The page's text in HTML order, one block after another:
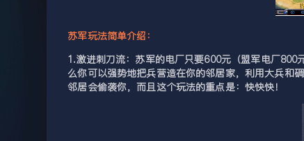
苏军玩法简单介绍：
1.激进刺刀流：苏军的电厂只要600元（盟军电厂
么你可以强势地把兵营造在你的邻居家，利用大兵和
邻居会偷袭你，而且这个玩法的重点是：快快快！